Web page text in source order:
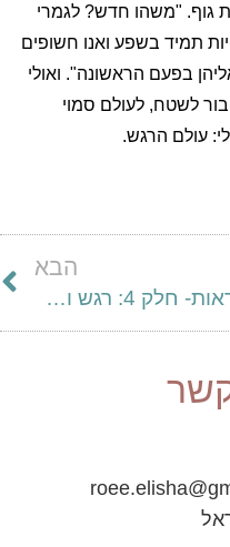
גוף. "משהו חדש? לגמרי
תמיד בשפע ואנו חשופים
בפעם הראשונה". ואולי
לשטח, לעולם סמוי
עולם הרגש.
הבא
מראות- חלק 4: רגש וחוויה כמרכיבים יצירתיים מעצבי מציאות